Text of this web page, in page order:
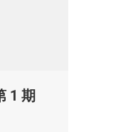
1 期